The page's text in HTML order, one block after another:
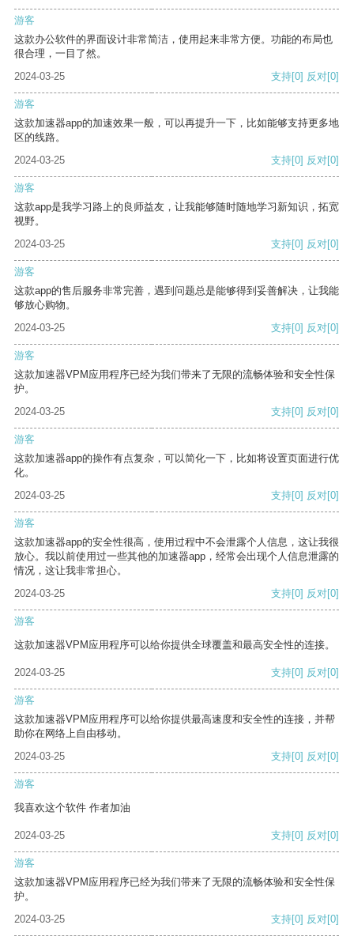
游客
这款办公软件的界面设计非常简洁，使用起来非常方便。功能的布局也
很合理，一目了然。
2024-03-25
支持[0] 反对[0]
游客
这款加速器app的加速效果一般，可以再提升一下，比如能够支持更多地
区的线路。
2024-03-25
支持[0] 反对[0]
游客
这款app是我学习路上的良师益友，让我能够随时随地学习新知识，拓宽
视野。
2024-03-25
支持[0] 反对[0]
游客
这款app的售后服务非常完善，遇到问题总是能够得到妥善解决，让我能
够放心购物。
2024-03-25
支持[0] 反对[0]
游客
这款加速器VPM应用程序已经为我们带来了无限的流畅体验和安全性保
护。
2024-03-25
支持[0] 反对[0]
游客
这款加速器app的操作有点复杂，可以简化一下，比如将设置页面进行优
化。
2024-03-25
支持[0] 反对[0]
游客
这款加速器app的安全性很高，使用过程中不会泄露个人信息，这让我很
放心。我以前使用过一些其他的加速器app，经常会出现个人信息泄露的
情况，这让我非常担心。
2024-03-25
支持[0] 反对[0]
游客
这款加速器VPM应用程序可以给你提供全球覆盖和最高安全性的连接。
2024-03-25 支持[0] 反对[0]
游客
这款加速器VPM应用程序可以给你提供最高速度和安全性的连接，并帮
助你在网络上自由移动。
2024-03-25
支持[0] 反对[0]
游客
我喜欢这个软件 作者加油
2024-03-25 支持[0] 反对[0]
游客
这款加速器VPM应用程序已经为我们带来了无限的流畅体验和安全性保
护。
2024-03-25
支持[0] 反对[0]